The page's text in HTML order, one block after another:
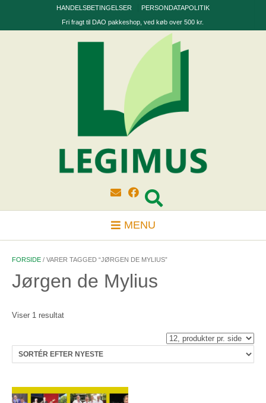
HANDELSBETINGELSER
PERSONDATAPOLITIK
Fri fragt til DAO pakkeshop, ved køb over 500 kr.
MENU
FORSIDE / VARER TAGGED “JØRGEN DE MYLIUS”
Jørgen de Mylius
Viser 1 resultat